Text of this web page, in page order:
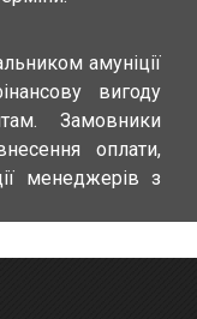
амуніції
вигоду
Замовники
оплати,
менеджерів з